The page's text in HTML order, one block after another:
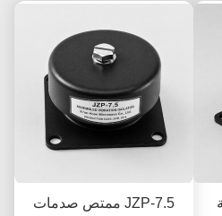
JZP-7.5 ممتص صدمات